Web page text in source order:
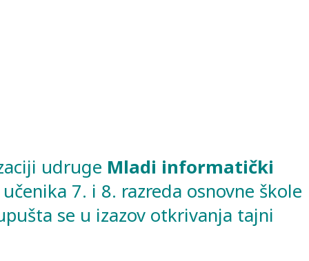
udruge Mladi informatički
7. i 8. razreda osnovne škole
se u izazov otkrivanja tajni